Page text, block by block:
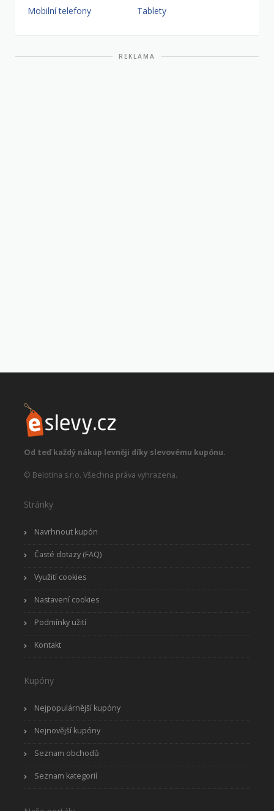
Mobilní telefony Tablety
REKLAMA
Od teď každý nákup levněji díky slevovému kupónu.
© Belotina s.r.o. Všechna práva vyhrazena.
Stránky
Navrhnout kupón
Časté dotazy (FAQ)
Využití cookies
Nastavení cookies
Podmínky užití
Kontakt
Kupóny
Nejpopulárnější kupóny
Nejnovější kupóny
Seznam obchodů
Seznam kategorií